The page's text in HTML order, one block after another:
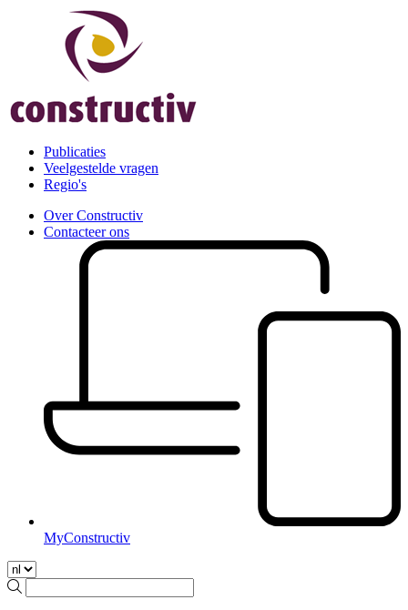
Publicaties
Veelgestelde vragen
Regio's
Over Constructiv
Contacteer ons
MyConstructiv